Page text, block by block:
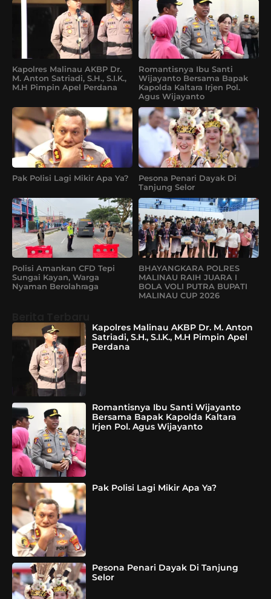
Kapolres Malinau AKBP Dr.
M. Anton Satriadi, S.H., S.I.K.,
M.H Pimpin Apel Perdana
Romantisnya Ibu Santi
Wijayanto Bersama Bapak
Kapolda Kaltara Irjen Pol.
Agus Wijayanto
Pak Polisi Lagi Mikir Apa Ya?
Pesona Penari Dayak Di
Tanjung Selor
Polisi Amankan CFD Tepi
Sungai Kayan, Warga
Nyaman Berolahraga
BHAYANGKARA POLRES
MALINAU RAIH JUARA I
BOLA VOLI PUTRA BUPATI
MALINAU CUP 2026
Kapolres Malinau AKBP Dr. M. Anton
Satriadi, S.H., S.I.K., M.H Pimpin Apel
Perdana
Romantisnya Ibu Santi Wijayanto
Bersama Bapak Kapolda Kaltara
Irjen Pol. Agus Wijayanto
Pak Polisi Lagi Mikir Apa Ya?
Pesona Penari Dayak Di Tanjung
Selor